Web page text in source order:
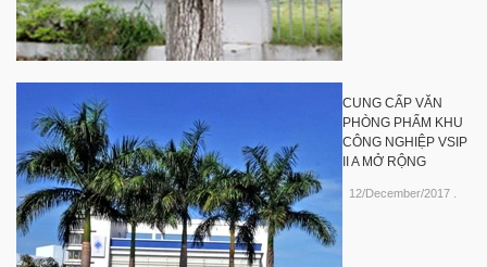
CUNG CẤP VĂN
PHÒNG PHẨM KHU
CÔNG NGHIỆP VSIP
II A MỞ RỘNG
12/December/2017